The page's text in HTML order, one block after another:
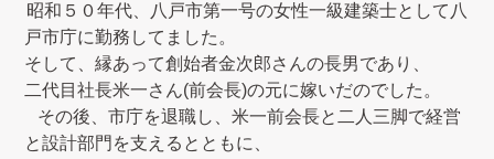
昭和５０年代、八戸市第一号の女性一級建築士として八
戸市庁に勤務してました。
そして、縁あって創始者金次郎さんの長男であり、
二代目社長米一さん(前会長)の元に嫁いだのでした。
その後、市庁を退職し、米一前会長と二人三脚で経営
と設計部門を支えるとともに、